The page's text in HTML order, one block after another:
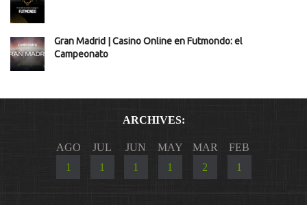
Gran Madrid | Casino Online en Futmondo: el
Campeonato
ARCHIVES:
AGO
1
JUL
1
JUN
1
MAY
1
MAR
2
FEB
1